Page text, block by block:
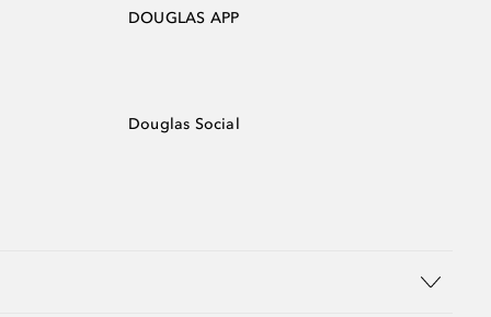
DOUGLAS APP
Douglas Social